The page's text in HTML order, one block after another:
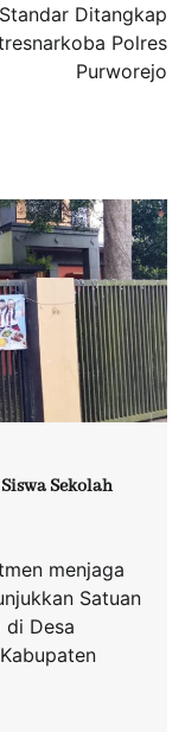
Ditangkap
Polres
Purworejo
Sekolah
menjaga
Satuan
di Desa